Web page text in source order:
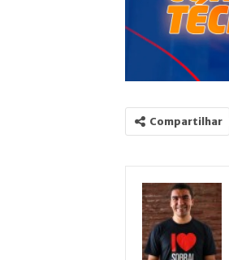
Compartilhar